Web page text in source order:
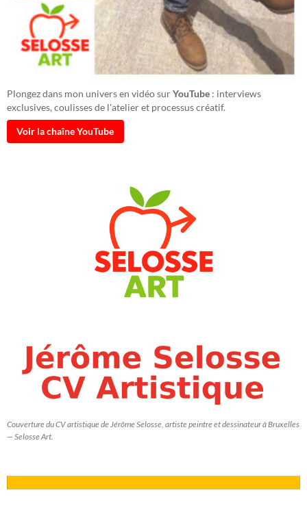
Plongez dans mon univers en vidéo surYouTube : interviews
exclusives, coulisses de l'atelier et processus créatif.
Voir la chaîne YouTube
Couverture du CV artistique de Jérôme Selosse, artiste peintre et dessinateur à Bruxelles
— Selosse Art.